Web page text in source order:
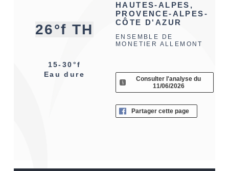
26°f TH
15-30°f
Eau dure
HAUTES-ALPES,
PROVENCE-ALPES-
CÔTE D'AZUR
ENSEMBLE DE
MONETIER ALLEMONT
Consulter l'analyse du
11/06/2026
Partager cette page